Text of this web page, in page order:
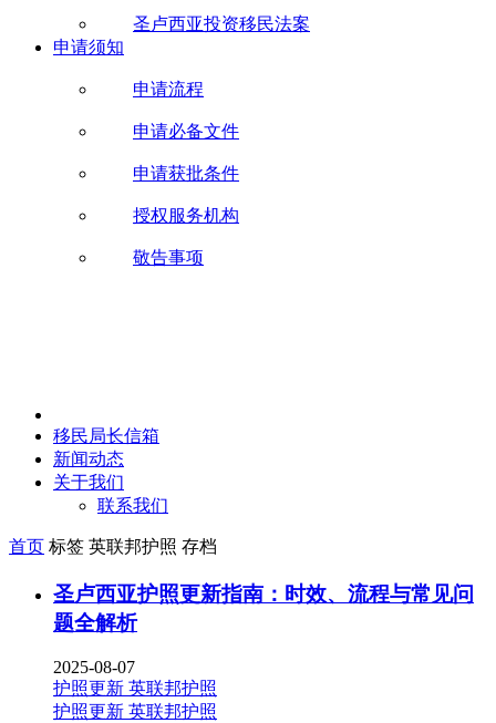
圣卢西亚投资移民法案
申请须知
申请流程
申请必备文件
申请获批条件
授权服务机构
敬告事项
移民局长信箱
新闻动态
关于我们
联系我们
首页 标签 英联邦护照 存档
圣卢西亚护照更新指南：时效、流程与常见问
题全解析
2025-08-07
护照更新 英联邦护照
护照更新 英联邦护照